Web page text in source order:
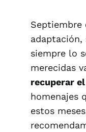
Septiembre
adaptación,
siempre lo
merecidas
recuperar
homenajes
estos